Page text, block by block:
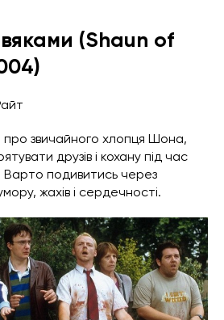
(Shaun of
про звичайного хлопця Шона,
друзів і кохану під час
Варто подивитись через
жахів і сердечності.